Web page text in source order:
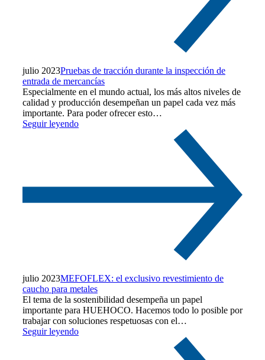
julio 2023Pruebas de tracción durante la inspección de
entrada de mercancías
Especialmente en el mundo actual, los más altos niveles de
calidad y producción desempeñan un papel cada vez más
importante. Para poder ofrecer esto…
Seguir leyendo
julio 2023MEFOFLEX: el exclusivo revestimiento de
caucho para metales
El tema de la sostenibilidad desempeña un papel
importante para HUEHOCO. Hacemos todo lo posible por
trabajar con soluciones respetuosas con el…
Seguir leyendo